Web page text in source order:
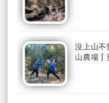
沒上山
山農場 |